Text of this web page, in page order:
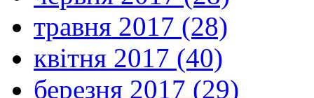
травня 2017 (28)
квітня 2017 (40)
березня 2017 (29)